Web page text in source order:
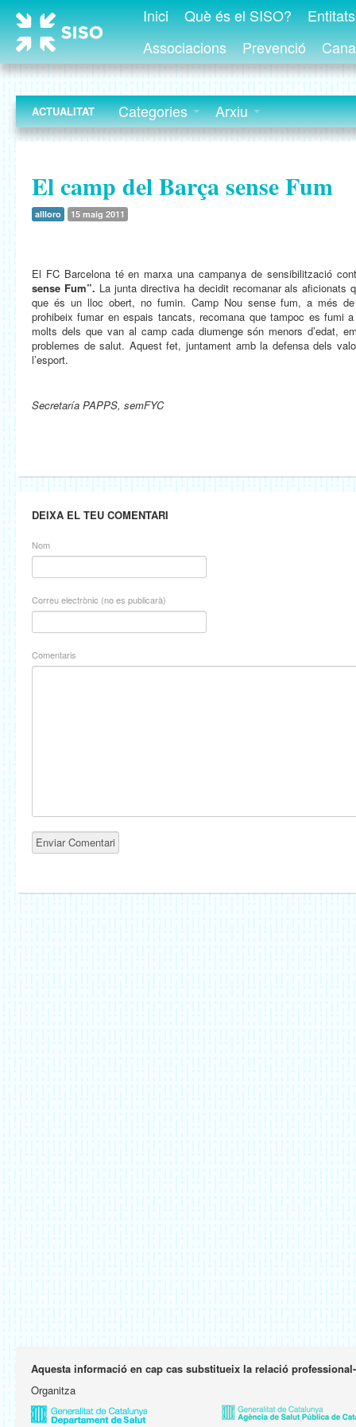
Inici Què és el SISO?
Associacions
Prevenció
ACTUALITAT Categories Arxiu
El camp del Barça sense Fum
allloro 15 maig 2011
El FC Barcelona té en marxa una campanya de sensibilització
sense Fum”. La junta directiva ha decidit recomanar als aficionats
que és un lloc obert, no fumin. Camp Nou sense fum, a més
prohibeix fumar en espais tancats, recomana que tampoc es fumi
molts dels que van al camp cada diumenge són menors d’edat,
problemes de salut. Aquest fet, juntament amb la defensa dels
l’esport.
Secretaría PAPPS, semFYC
DEIXA EL TEU COMENTARI
Nom
Correu electrònic (no es publicarà)
Comentaris
Aquesta informació en cap cas substitueix la relació
Organitza